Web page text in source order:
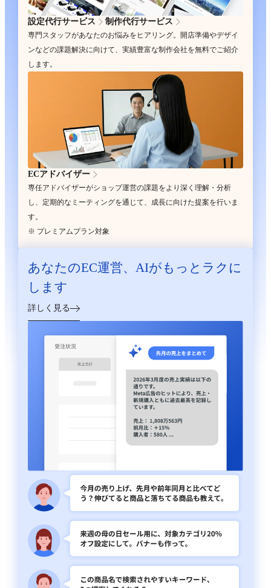
設定代行サービス 制作代行サービス
専門スタッフがあなたのお悩みをヒアリング。開店準備やデザイ
ンなどの課題解決に向けて、実績豊富な制作会社を無料でご紹介
します。
ECアドバイザー
専任アドバイザーがショップ運営の課題をより深く理解・分析
し、定期的なミーティングを通じて、成長に向けた提案を行いま
す。
※ プレミアムプラン対象
あなたのEC運営、 AIがもっとラクに
します
詳しく見る